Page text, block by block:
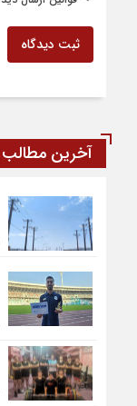
ثبت دیدگاه
آخرین مطالب